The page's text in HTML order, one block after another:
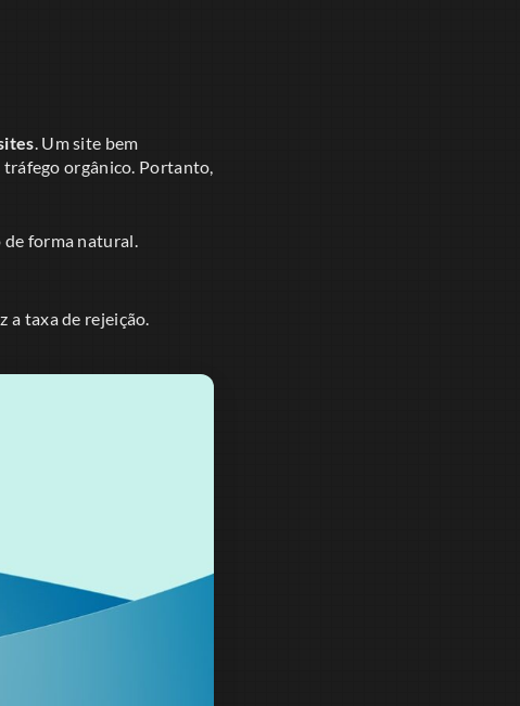
. Um site bem
tráfego orgânico. Portanto,
de forma natural.
a taxa de rejeição.